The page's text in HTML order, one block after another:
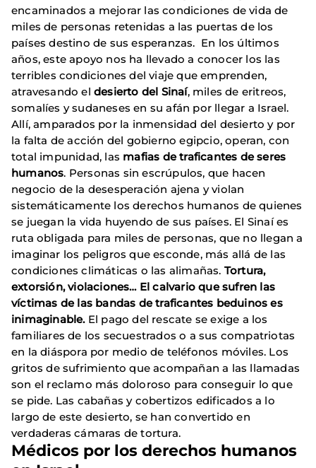
encaminados a mejorar las condiciones de vida de
miles de personas retenidas a las puertas de los
países destino de sus esperanzas. En los últimos
años, este apoyo nos ha llevado a conocer los las
terribles condiciones del viaje que emprenden,
atravesando el desierto del Sinaí, miles de eritreos,
somalíes y sudaneses en su afán por llegar a Israel.
Allí, amparados por la inmensidad del desierto y por
la falta de acción del gobierno egipcio, operan, con
total impunidad, las mafias de traficantes de seres
humanos. Personas sin escrúpulos, que hacen
negocio de la desesperación ajena y violan
sistemáticamente los derechos humanos de quienes
se juegan la vida huyendo de sus países. El Sinaí es
ruta obligada para miles de personas, que no llegan a
imaginar los peligros que esconde, más allá de las
condiciones climáticas o las alimañas. Tortura,
extorsión, violaciones… El calvario que sufren las
víctimas de las bandas de traficantes beduinos es
inimaginable.El pago del rescate se exige a los
familiares de los secuestrados o a sus compatriotas
en la diáspora por medio de teléfonos móviles. Los
gritos de sufrimiento que acompañan a las llamadas
son el reclamo más doloroso para conseguir lo que
se pide. Las cabañas y cobertizos edificados a lo
largo de este desierto, se han convertido en
verdaderas cámaras de tortura.
Médicos por los derechos humanos